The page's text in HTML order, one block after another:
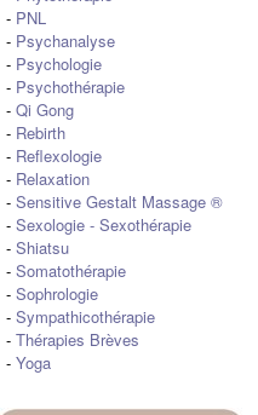
- PNL
- Psychanalyse
- Psychologie
- Psychothérapie
- Qi Gong
- Rebirth
- Reflexologie
- Relaxation
- Sensitive Gestalt Massage ®
- Sexologie - Sexothérapie
- Shiatsu
- Somatothérapie
- Sophrologie
- Sympathicothérapie
- Thérapies Brèves
- Yoga